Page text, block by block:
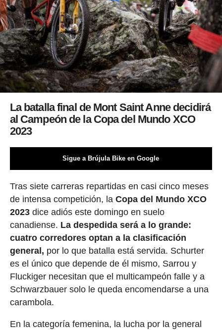
La batalla final de Mont Saint Anne decidirá
al Campeón de la Copa del Mundo XCO
2023
Sigue a Brújula Bike en Google
Tras siete carreras repartidas en casi cinco meses
de intensa competición, la Copa del Mundo XCO
2023dice adiós este domingo en suelo
canadiense. La despedida será a lo grande:
cuatro corredores optan a la clasificación
general, por lo que batalla está servida. Schurter
es el único que depende de él mismo, Sarrou y
Fluckiger necesitan que el multicampeón falle y a
Schwarzbauer solo le queda encomendarse a una
carambola.
En la categoría femenina, la lucha por la general